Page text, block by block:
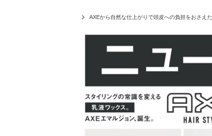
AXEから自然な仕上がりで頭皮への負担をおさえ